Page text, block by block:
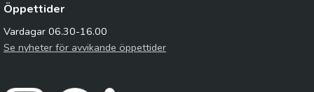
Öppettider
Vardagar 06.30-16.00
Se nyheter för avvikande öppettider